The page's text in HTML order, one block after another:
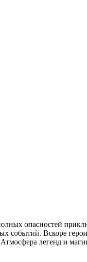
опасностей
событий. Вскоре
легенд и